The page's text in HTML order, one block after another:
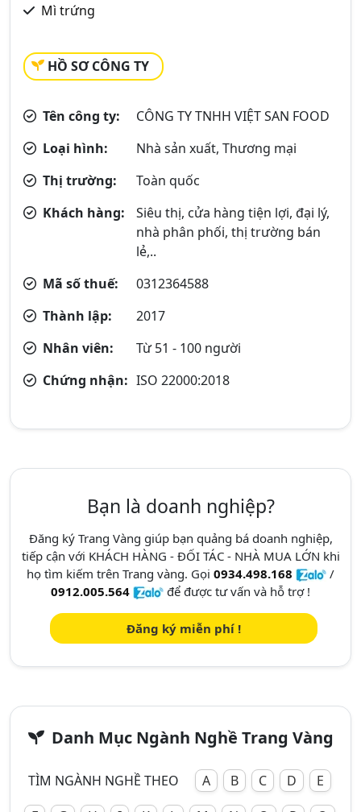
Mì trứng
HỒ SƠ CÔNG TY
Tên công ty:
CÔNG TY TNHH VIỆT SAN FOOD
Loại hình:
Nhà sản xuất, Thương mại
Thị trường:
Toàn quốc
Khách hàng:
Siêu thị, cửa hàng tiện lợi, đại lý,
nhà phân phối, thị trường bán
lẻ,..
Mã số thuế:
0312364588
Thành lập:
2017
Nhân viên:
Từ 51 - 100 người
Chứng nhận: ISO 22000:2018
Bạn là doanh nghiệp?
Đăng ký Trang Vàng giúp bạn quảng bá doanh nghiệp,
tiếp cận với KHÁCH HÀNG - ĐỐI TÁC - NHÀ MUA LỚN khi
họ tìm kiếm trên Trang vàng. Gọi 0934.498.168
/
0912.005.564
để được tư vấn và hỗ trợ !
Đăng ký miễn phí !
Danh Mục Ngành Nghề Trang Vàng
TÌM NGÀNH NGHỀ THEO A B C D
E